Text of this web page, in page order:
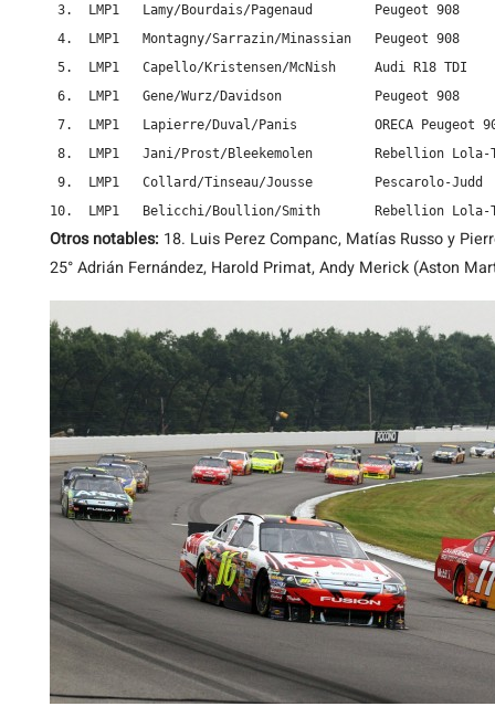
3.  LMP1   Lamy/Bourdais/Pagenaud        Peugeot 908
4.  LMP1   Montagny/Sarrazin/Minassian   Peugeot 908
5.  LMP1   Capello/Kristensen/McNish     Audi R18 TDI
6.  LMP1   Gene/Wurz/Davidson            Peugeot 908
7.  LMP1   Lapierre/Duval/Panis          ORECA Peugeot
8.  LMP1   Jani/Prost/Bleekemolen        Rebellion Lola-
9.  LMP1   Collard/Tinseau/Jousse        Pescarolo-Judd
10.  LMP1   Belicchi/Boullion/Smith       Rebellion Lola-
Otros notables: 18. Luis Perez Companc, Matías Russo y
25° Adrián Fernández, Harold Primat, Andy Merick (Aston